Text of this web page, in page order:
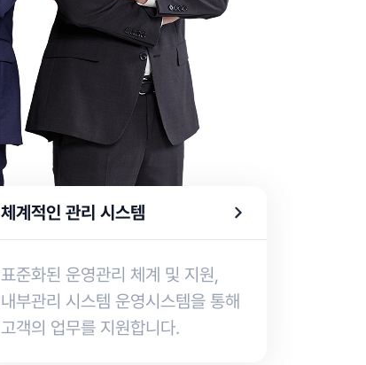
체계적인 관리 시스템
표준화된 운영관리 체계 및 지원,
내부관리 시스템 운영시스템을 통해
고객의 업무를 지원합니다.